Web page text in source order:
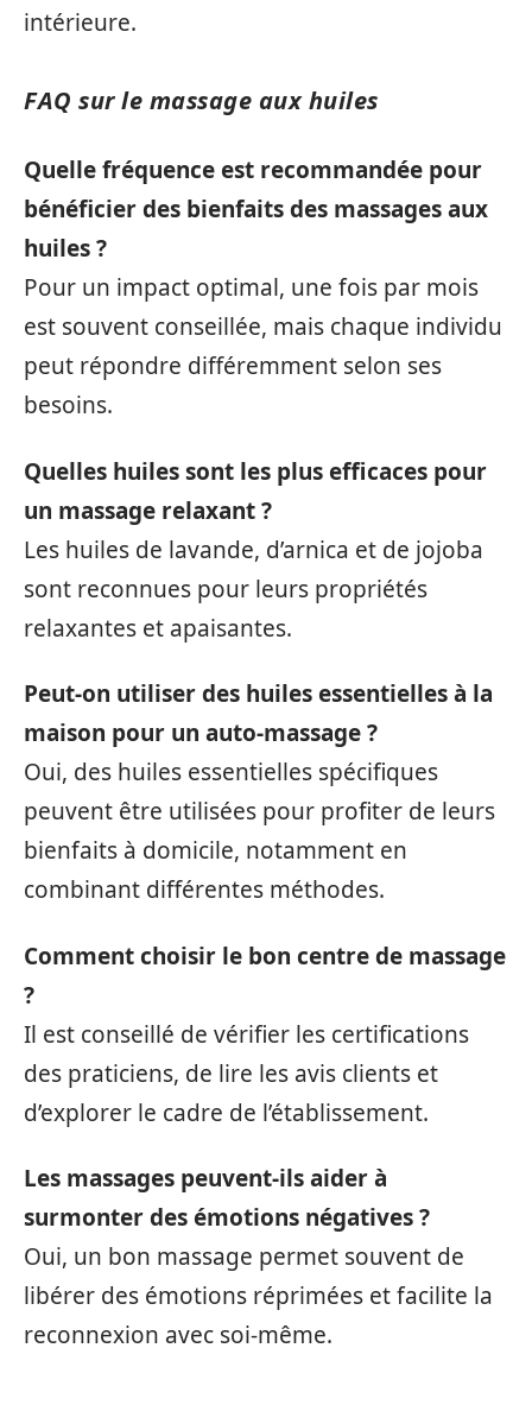
intérieure.
FAQ sur le massage aux huiles
Quelle fréquence est recommandée pour
bénéficier des bienfaits des massages aux
huiles ?
Pour un impact optimal, une fois par mois
est souvent conseillée, mais chaque individu
peut répondre différemment selon ses
besoins.
Quelles huiles sont les plus efficaces pour
un massage relaxant ?
Les huiles de lavande, d’arnica et de jojoba
sont reconnues pour leurs propriétés
relaxantes et apaisantes.
Peut-on utiliser des huiles essentielles à la
maison pour un auto-massage ?
Oui, des huiles essentielles spécifiques
peuvent être utilisées pour profiter de leurs
bienfaits à domicile, notamment en
combinant différentes méthodes.
Comment choisir le bon centre de massage
?
Il est conseillé de vérifier les certifications
des praticiens, de lire les avis clients et
d’explorer le cadre de l’établissement.
Les massages peuvent-ils aider à
surmonter des émotions négatives ?
Oui, un bon massage permet souvent de
libérer des émotions réprimées et facilite la
reconnexion avec soi-même.